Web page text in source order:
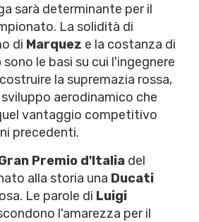
sarà determinante per il
La solidità di
di Marquez e la costanza di
sono le basi su cui l'ingegnere
la supremazia rossa,
aerodinamico che
vantaggio competitivo
precedenti.
Premio d'Italia del
alla storia una Ducati
Le parole di Luigi
l'amarezza per il